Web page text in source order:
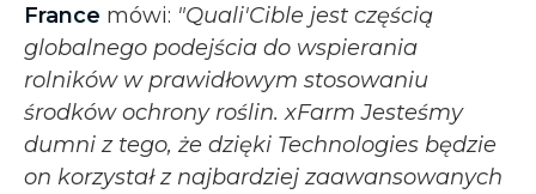
France mówi: "Quali'Cible jest częścią
globalnego podejścia do wspierania
rolników w prawidłowym stosowaniu
środków ochrony roślin. xFarm Jesteśmy
dumni z tego, że dzięki Technologies będzie
on korzystał z najbardziej zaawansowanych